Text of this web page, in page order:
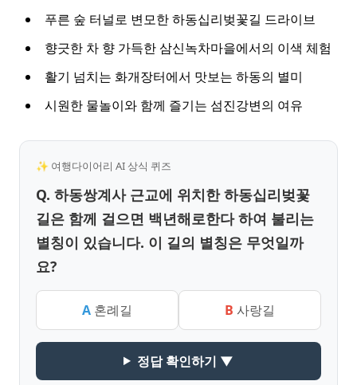
푸른 숲 터널로 변모한 하동십리벚꽃길 드라이브
향긋한 차 향 가득한 삼신녹차마을에서의 이색 체험
활기 넘치는 화개장터에서 맛보는 하동의 별미
시원한 물놀이와 함께 즐기는 섬진강변의 여유
✨ 여행다이어리 AI 상식 퀴즈
Q. 하동쌍계사 근교에 위치한 하동십리벚꽃
길은 함께 걸으면 백년해로한다 하여 불리는
별칭이 있습니다. 이 길의 별칭은 무엇일까
요?
A 혼례길 B 사랑길
정답 확인하기 ▼